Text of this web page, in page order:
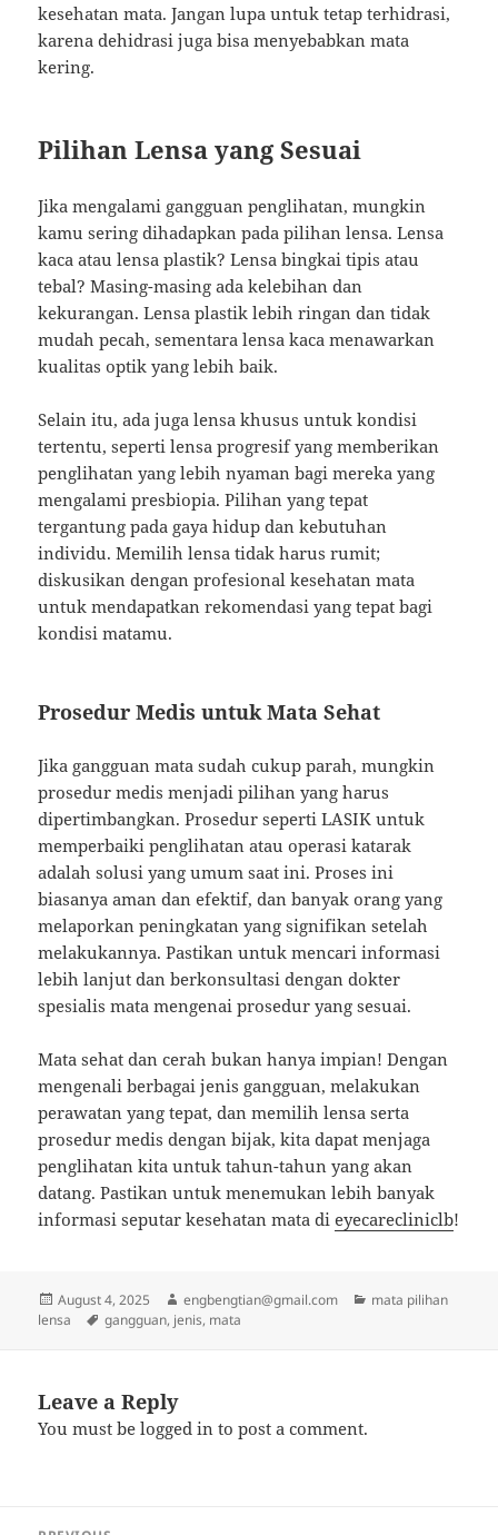
kesehatan mata. Jangan lupa untuk tetap terhidrasi,
karena dehidrasi juga bisa menyebabkan mata
kering.
Pilihan Lensa yang Sesuai
Jika mengalami gangguan penglihatan, mungkin
kamu sering dihadapkan pada pilihan lensa. Lensa
kaca atau lensa plastik? Lensa bingkai tipis atau
tebal? Masing-masing ada kelebihan dan
kekurangan. Lensa plastik lebih ringan dan tidak
mudah pecah, sementara lensa kaca menawarkan
kualitas optik yang lebih baik.
Selain itu, ada juga lensa khusus untuk kondisi
tertentu, seperti lensa progresif yang memberikan
penglihatan yang lebih nyaman bagi mereka yang
mengalami presbiopia. Pilihan yang tepat
tergantung pada gaya hidup dan kebutuhan
individu. Memilih lensa tidak harus rumit;
diskusikan dengan profesional kesehatan mata
untuk mendapatkan rekomendasi yang tepat bagi
kondisi matamu.
Prosedur Medis untuk Mata Sehat
Jika gangguan mata sudah cukup parah, mungkin
prosedur medis menjadi pilihan yang harus
dipertimbangkan. Prosedur seperti LASIK untuk
memperbaiki penglihatan atau operasi katarak
adalah solusi yang umum saat ini. Proses ini
biasanya aman dan efektif, dan banyak orang yang
melaporkan peningkatan yang signifikan setelah
melakukannya. Pastikan untuk mencari informasi
lebih lanjut dan berkonsultasi dengan dokter
spesialis mata mengenai prosedur yang sesuai.
Mata sehat dan cerah bukan hanya impian! Dengan
mengenali berbagai jenis gangguan, melakukan
perawatan yang tepat, dan memilih lensa serta
prosedur medis dengan bijak, kita dapat menjaga
penglihatan kita untuk tahun-tahun yang akan
datang. Pastikan untuk menemukan lebih banyak
informasi seputar kesehatan mata dieyecarecliniclb!
Posted
on
August 4, 2025 Author
engbengtian@gmail.com Categories
mata pilihan
lensa
Tags
gangguan, jenis, mata
Leave a Reply
You must belogged in to post a comment.